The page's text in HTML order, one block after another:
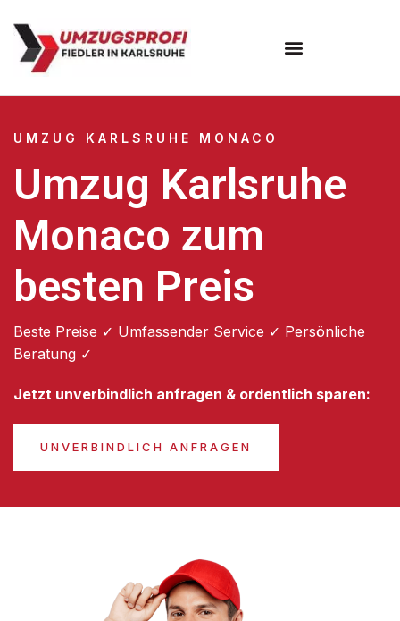
UMZUG KARLSRUHE MONACO
Umzug Karlsruhe
Monaco zum
besten Preis
Beste Preise ✓ Umfassender Service ✓ Persönliche
Beratung ✓
Jetzt unverbindlich anfragen & ordentlich sparen:
UNVERBINDLICH ANFRAGEN